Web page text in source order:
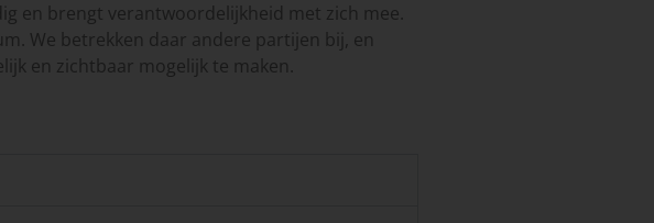
en brengt verantwoordelijkheid met zich mee.
We betrekken daar andere partijen bij, en
en zichtbaar mogelijk te maken.